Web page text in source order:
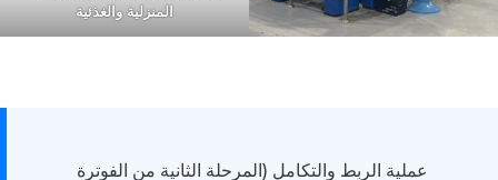
المنزلية والغذئية
عملية الربط والتكامل (المرحلة الثانية من الفوترة